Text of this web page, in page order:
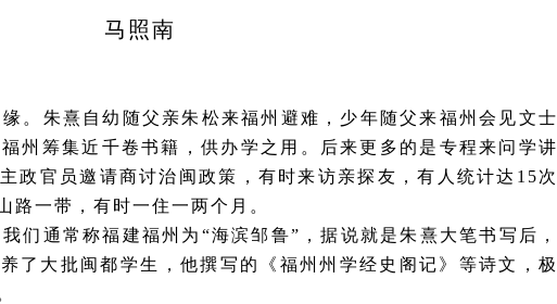
马照南
。朱熹自幼随父亲朱松来福州避难，少年随父来福州会见文士
州筹集近千卷书籍，供办学之用。后来更多的是专程来问学讲
政官员邀请商讨治闽政策，有时来访亲探友，有人统计达15次
路一带，有时一住一两个月。
们通常称福建福州为 “海滨邹鲁”，据说就是朱熹大笔书写后，
了大批闽都学生，他撰写的《福州州学经史阁记》等诗文，极